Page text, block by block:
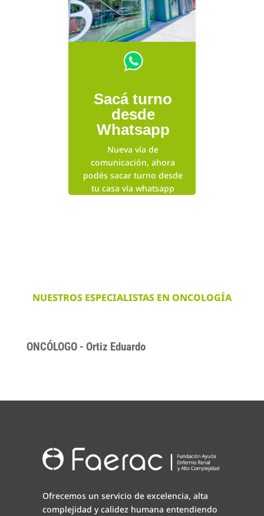
Sacá turno
desde
Whatsapp
Nueva vía de
comunicación, ahora
podés sacar turno desde
tu casa vía whatsapp
NUESTROS ESPECIALISTAS EN ONCOLOGÍA
ONCÓLOGO - Ortiz Eduardo
Ofrecemos un servicio de excelencia, alta
complejidad y calidez humana entendiendo